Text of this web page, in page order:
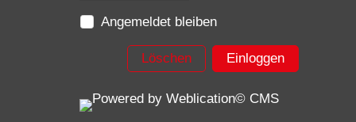
Angemeldet bleiben
Löschen Einloggen